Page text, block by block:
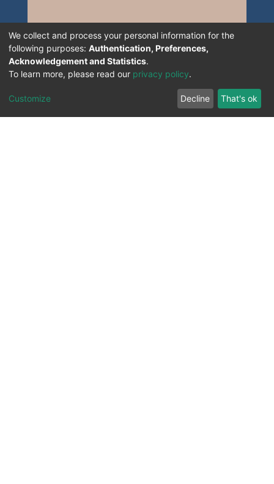
We collect and process your personal information for the
following purposes: Authentication, Preferences,
Acknowledgement and Statistics.
To learn more, please read our privacy policy.
Customize Decline That's ok